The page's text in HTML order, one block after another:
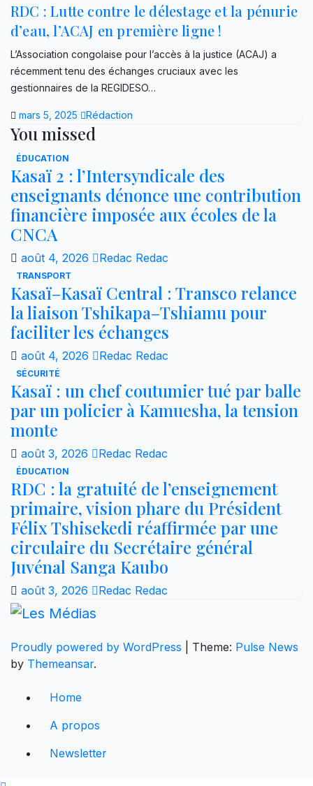
RDC : Lutte contre le délestage et la pénurie
d’eau, l’ACAJ en première ligne !
L’Association congolaise pour l’accès à la justice (ACAJ) a
récemment tenu des échanges cruciaux avec les
gestionnaires de la REGIDESO…
mars 5, 2025 Rédaction
You missed
ÉDUCATION
Kasaï 2 : l’Intersyndicale des
enseignants dénonce une contribution
financière imposée aux écoles de la
CNCA
août 4, 2026 Redac Redac
TRANSPORT
Kasaï–Kasaï Central : Transco relance
la liaison Tshikapa–Tshiamu pour
faciliter les échanges
août 4, 2026 Redac Redac
SÉCURITÉ
Kasaï : un chef coutumier tué par balle
par un policier à Kamuesha, la tension
monte
août 3, 2026 Redac Redac
ÉDUCATION
RDC : la gratuité de l’enseignement
primaire, vision phare du Président
Félix Tshisekedi réaffirmée par une
circulaire du Secrétaire général
Juvénal Sanga Kaubo
août 3, 2026 Redac Redac
Proudly powered by WordPress Theme: Pulse News
by Themeansar.
Home
A propos
Newsletter